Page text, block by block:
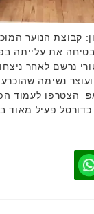
קבוצת הנוער
את עלייתה
נרשם לאחר
נשימה שהוכרע
הצטרפו לעמוד
פעיל מאוד